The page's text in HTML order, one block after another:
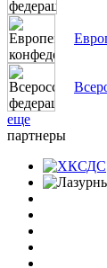
еще
партнеры